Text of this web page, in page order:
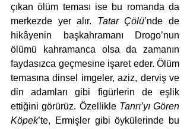
çıkan ölüm teması ise bu romanda da
merkezde yer alır. Tatar Çölü’nde de
hikâyenin başkahramanı Drogo’nun
ölümü kahramanca olsa da zamanın
faydasızca geçmesine işaret eder. Ölüm
temasına dinsel imgeler, aziz, derviş ve
din adamları gibi figürlerin de eşlik
ettiğini görürüz. Özellikle Tanrı’yı Gören
Köpek’te, Ermişler gibi öykülerinde bu